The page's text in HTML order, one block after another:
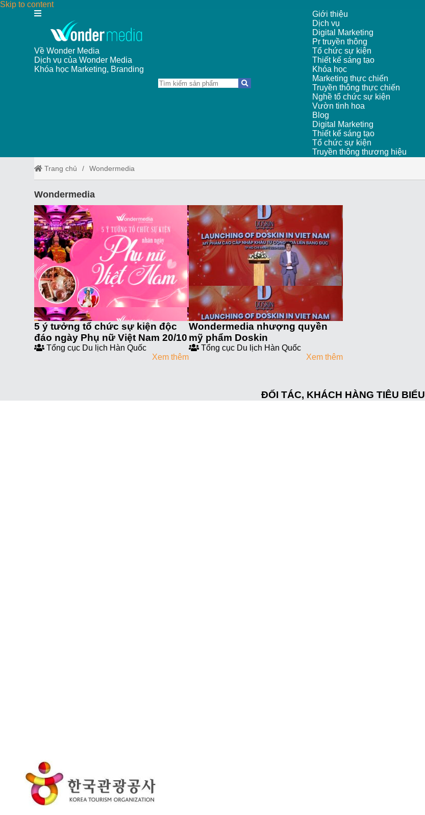
Skip to content
Về Wonder Media
Dịch vụ của Wonder Media
Khóa học Marketing, Branding
Giới thiệu
Dịch vụ
Digital Marketing
Pr truyền thông
Tổ chức sự kiện
Thiết kế sáng tạo
Khóa học
Marketing thực chiến
Truyền thông thực chiến
Nghề tổ chức sự kiện
Vườn tinh hoa
Blog
Digital Marketing
Thiết kế sáng tạo
Tổ chức sự kiện
Truyền thông thương hiệu
Trang chủ Wondermedia
Wondermedia
5 ý tưởng tổ chức sự kiện độc
đáo ngày Phụ nữ Việt Nam 20/10
Tổng cục Du lịch Hàn Quốc
Xem thêm
Wondermedia nhượng quyền
mỹ phẩm Doskin
Tổng cục Du lịch Hàn Quốc
Xem thêm
ĐỐI TÁC, KHÁCH HÀNG TIÊU BIỂU